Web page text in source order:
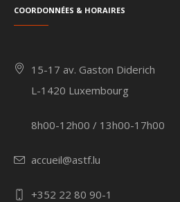
Coordonnées & Horaires
15-17 av. Gaston Diderich
L-1420 Luxembourg
8h00-12h00 / 13h00-17h00
accueil@astf.lu
+352 22 80 90-1